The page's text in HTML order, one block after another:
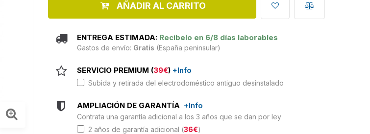
AÑADIR AL CARRITO
ENTREGA ESTIMADA: Recíbelo en 6/8 días laborables
Gastos de envío: Gratis (España peninsular)
SERVICIO PREMIUM (39€) +Info
Subida y retirada del electrodoméstico antiguo desinstalado
AMPLIACIÓN DE GARANTÍA +Info
Contrata una garantía adicional a los 3 años que se dan por ley
2 años de garantía adicional (36€)